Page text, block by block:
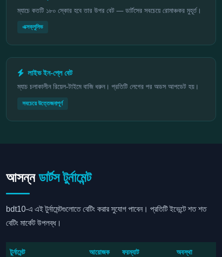
ম্যাচে কতটি ১৮০ স্কোর হবে তার উপর বেট — ডার্টসের সবচেয়ে রোমাঞ্চকর মুহূর্ত।
এক্সক্লুসিভ
লাইভ ইন-প্লে বেট
ম্যাচ চলাকালীন রিয়েল-টাইমে বাজি ধরুন। প্রতিটি লেগের পর অডস আপডেট হয়।
সবচেয়ে উত্তেজনাপূর্ণ
আসন্ন ডার্টস টুর্নামেন্ট
bdt10-এ এই টুর্নামেন্টগুলোতে বেটিং করার সুযোগ পাবেন। প্রতিটি ইভেন্টে শত শত
বেটিং মার্কেট উপলব্ধ।
টুর্নামেন্ট আয়োজক ফরম্যাট অবস্থা